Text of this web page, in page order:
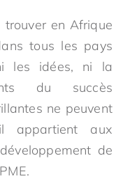
en Afrique
tous les pays
les idées, ni la
du succès
ne peuvent
aux
de